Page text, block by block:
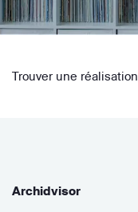
Trouver une réalisation
Archidvisor